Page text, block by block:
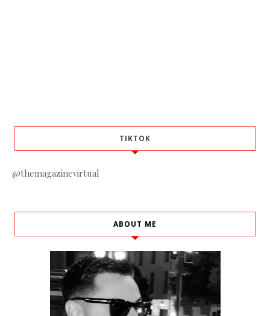
TIKTOK
@themagazinevirtual
ABOUT ME